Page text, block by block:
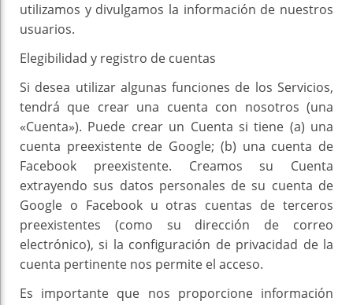
utilizamos y divulgamos la información de nuestros
usuarios.
Elegibilidad y registro de cuentas
Si desea utilizar algunas funciones de los Servicios,
tendrá que crear una cuenta con nosotros (una
«Cuenta»). Puede crear un Cuenta si tiene (a) una
cuenta preexistente de Google; (b) una cuenta de
Facebook preexistente. Creamos su Cuenta
extrayendo sus datos personales de su cuenta de
Google o Facebook u otras cuentas de terceros
preexistentes (como su dirección de correo
electrónico), si la configuración de privacidad de la
cuenta pertinente nos permite el acceso.
Es importante que nos proporcione información